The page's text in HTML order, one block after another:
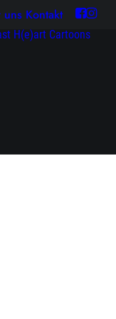
uns Kontakt
H(e)art Cartoons